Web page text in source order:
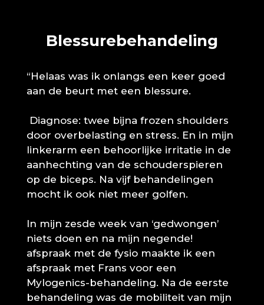
Blessurebehandeling
“Helaas was ik onlangs een keer goed
aan de beurt met een blessure.
Diagnose: twee bijna frozen shoulders
door overbelasting en stress. En in mijn
linkerarm een behoorlijke irritatie in de
aanhechting van de schouderspieren
op de biceps. Na vijf behandelingen
mocht ik ook niet meer golfen.
In mijn zesde week van ‘gedwongen’
niets doen en na mijn negende!
afspraak met de fysio maakte ik een
afspraak met Frans voor een
Mylogenics-behandeling. Na de eerste
behandeling was de mobiliteit van mijn